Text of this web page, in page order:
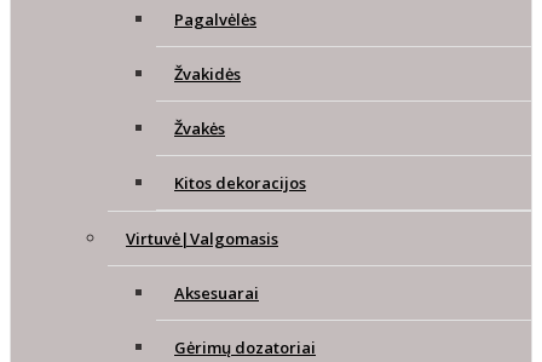
Pagalvėlės
Žvakidės
Žvakės
Kitos dekoracijos
Virtuvė|Valgomasis
Aksesuarai
Gėrimų dozatoriai